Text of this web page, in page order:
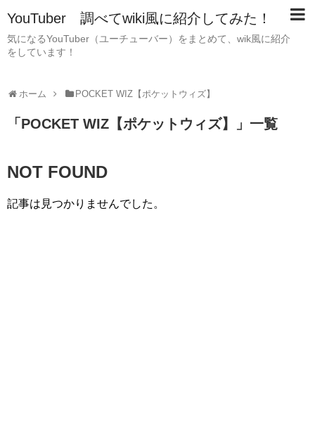
YouTuber 調べてwiki風に紹介してみた！
気になるYouTuber（ユーチューバー）をまとめて、wik風に紹介
をしています！
ホーム POCKET WIZ【ポケットウィズ】
「 POCKET WIZ【ポケットウィズ】 」 一覧
NOT FOUND
記事は見つかりませんでした。